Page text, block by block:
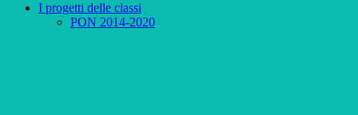
I progetti delle classi
PON 2014-2020